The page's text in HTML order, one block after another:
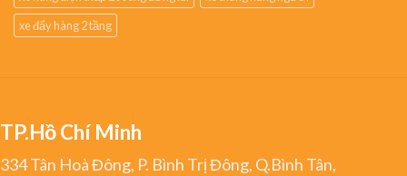
xe đẩy hàng 2 tầng
TP.Hồ Chí Minh
334 Tân Hoà Đông, P. Bình Trị Đông, Q.Bình Tân,